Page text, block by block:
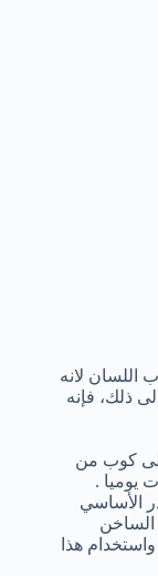
اللسان لانه
ذلك، فإنه
كوب من
يوميا .
الأساسي
هذا